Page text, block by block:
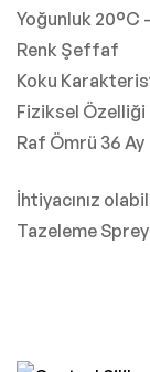
Yoğunluk 20°C
Renk Şeffaf
Koku
Fiziksel Özelliği
Raf Ömrü 36 Ay
İhtiyacınız
Tazeleme